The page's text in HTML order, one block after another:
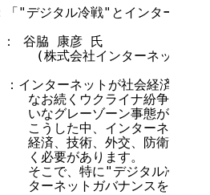
"デジタル冷戦"とインターネッ
谷脇 康彦 氏
(株式会社インターネットイ
ンターネットが社会経済シス
なお続くウクライナ紛争では、
いなグレーゾーン事態が現実化
こうした中、インターネットの
経済、技術、外交、防衛など、
く必要があります。
そこで、特に"デジタル冷戦"と
ターネットガバナンスを巡る議